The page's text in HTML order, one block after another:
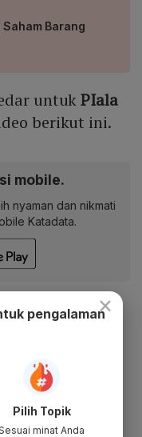
Barang
untukPIala
berikut ini.
mobile.
nyaman dan nikmati
Katadata.
#Sepak Bola ×
pengalaman
Pilih Topik
minat Anda